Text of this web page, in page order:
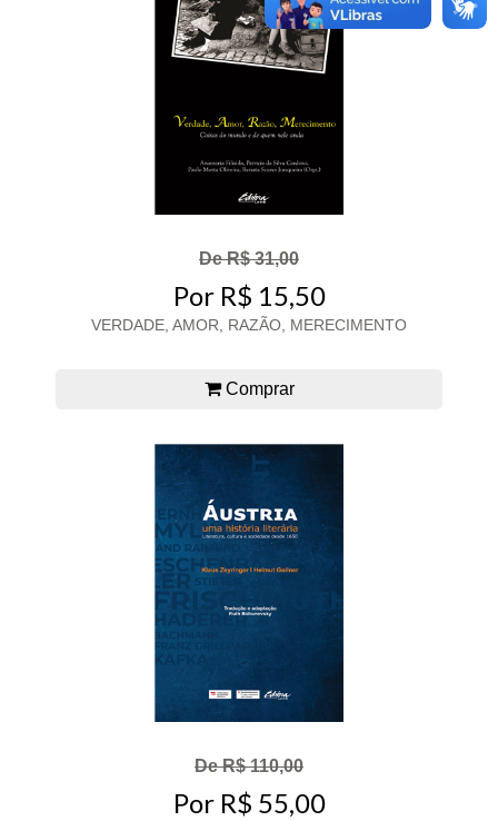
De R$ 31,00
Por R$ 15,50
VERDADE, AMOR, RAZÃO, MERECIMENTO
Comprar
De R$ 110,00
Por R$ 55,00